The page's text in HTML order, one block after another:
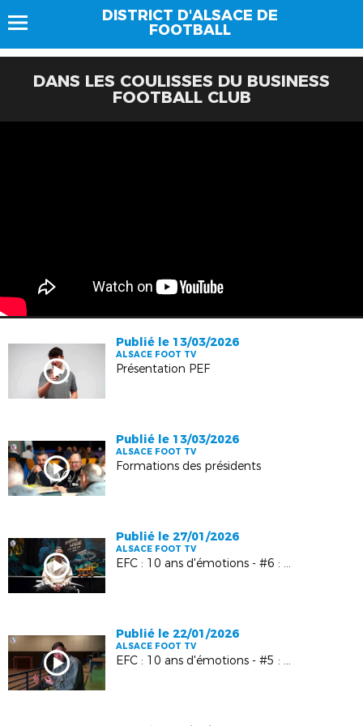
DISTRICT D'ALSACE DE
FOOTBALL
DANS LES COULISSES DU BUSINESS
FOOTBALL CLUB
Publié le 13/03/2026
ALSACE FOOT TV
Présentation PEF
Publié le 13/03/2026
ALSACE FOOT TV
Formations des présidents
Publié le 27/01/2026
ALSACE FOOT TV
EFC : 10 ans d'émotions - #6 : Kévin Gameiro
Publié le 22/01/2026
ALSACE FOOT TV
EFC : 10 ans d'émotions - #5 : Manuel Bach